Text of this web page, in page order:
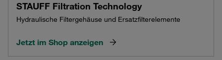
STAUFF Filtration Technology
Hydraulische Filtergehäuse und Ersatzfilterelemente
Jetzt im Shop anzeigen